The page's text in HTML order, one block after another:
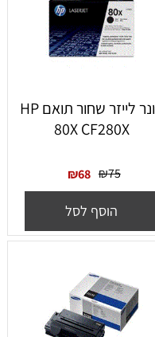
טונר לייזר ‏שחור תואם HP
80X CF280X
₪75
₪68
הוסף לסל